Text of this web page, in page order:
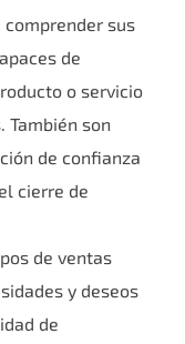
sus
de
o servicio
También son
de confianza
cierre de
de ventas
y deseos
de